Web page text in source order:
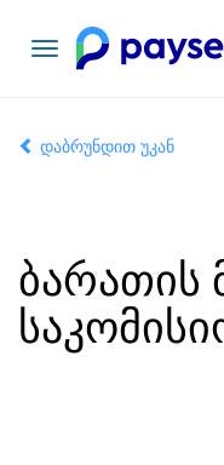
ნავიგაციის
გადართვა
დაბრუნდით უკან
ბარათის